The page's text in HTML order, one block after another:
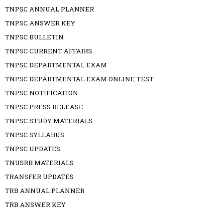
TNPSC ANNUAL PLANNER
TNPSC ANSWER KEY
TNPSC BULLETIN
TNPSC CURRENT AFFAIRS
TNPSC DEPARTMENTAL EXAM
TNPSC DEPARTMENTAL EXAM ONLINE TEST
TNPSC NOTIFICATION
TNPSC PRESS RELEASE
TNPSC STUDY MATERIALS
TNPSC SYLLABUS
TNPSC UPDATES
TNUSRB MATERIALS
TRANSFER UPDATES
TRB ANNUAL PLANNER
TRB ANSWER KEY